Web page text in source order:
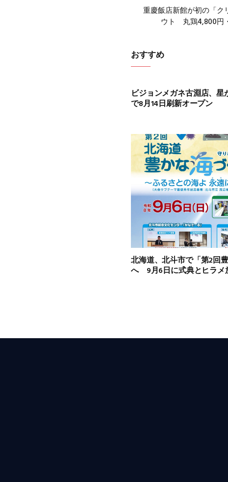
重慶飯店新館が初の「ク
ウト 丸鶏4,800円
おすすめ
ビジョンメガネ古淵店、
で8月14日刷新オープン
北海道、北斗市で「第2回
へ 9月6日に式典とヒラメ